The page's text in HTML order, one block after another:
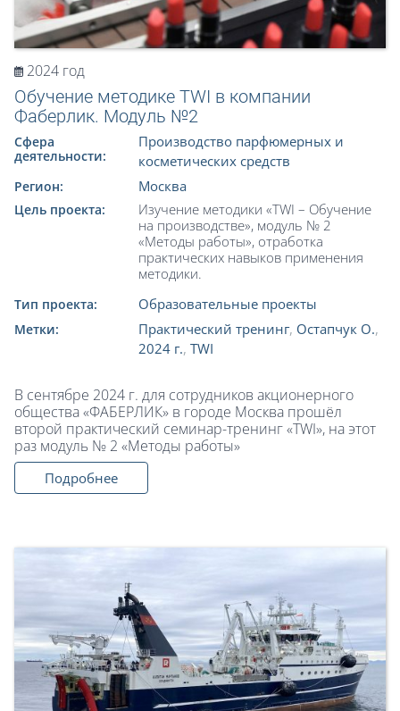
2024 год
Обучение методике TWI в компании
Фаберлик. Модуль №2
Сфера
деятельности:
Производство парфюмерных и
косметических средств
Регион: Москва
Цель проекта:
Изучение методики «TWI – Обучение
на производстве», модуль № 2
«Методы работы», отработка
практических навыков применения
методики.
Тип проекта: Образовательные проекты
Метки: Практический тренинг, Остапчук О.,
2024 г., TWI
В сентябре 2024 г. для сотрудников акционерного
общества «ФАБЕРЛИК» в городе Москва прошёл
второй практический семинар-тренинг «TWI», на этот
раз модуль № 2 «Методы работы»
Подробнее